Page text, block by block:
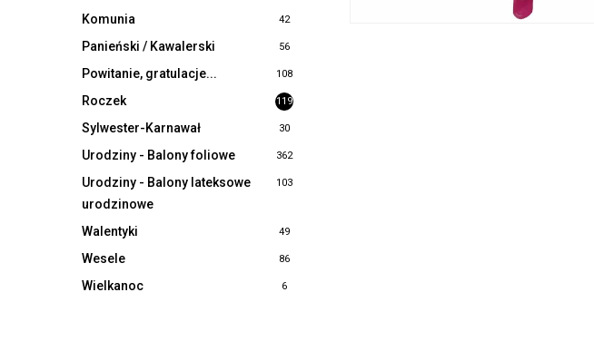
Komunia 42
Panieński / Kawalerski 56
Powitanie, gratulacje... 108
Roczek 119
Sylwester-Karnawał 30
Urodziny - Balony foliowe 362
Urodziny - Balony lateksowe
urodzinowe
103
Walentyki 49
Wesele 86
Wielkanoc 6